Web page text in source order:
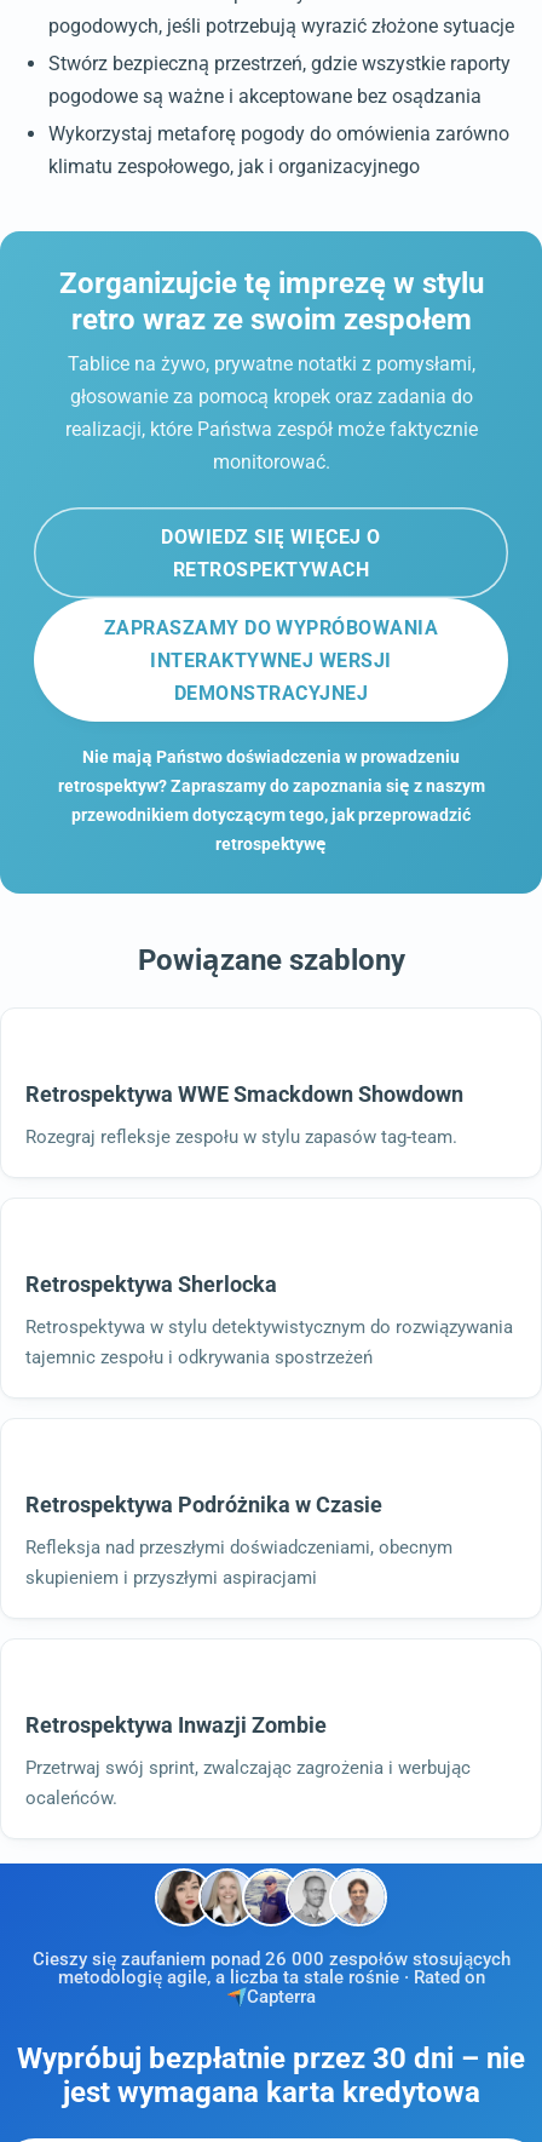
pogodowych, jeśli potrzebują wyrazić złożone sytuacje
Stwórz bezpieczną przestrzeń, gdzie wszystkie raporty
pogodowe są ważne i akceptowane bez osądzania
Wykorzystaj metaforę pogody do omówienia zarówno
klimatu zespołowego, jak i organizacyjnego
Zorganizujcie tę imprezę w stylu
retro wraz ze swoim zespołem
Tablice na żywo, prywatne notatki z pomysłami,
głosowanie za pomocą kropek oraz zadania do
realizacji, które Państwa zespół może faktycznie
monitorować.
DOWIEDZ SIĘ WIĘCEJ O
RETROSPEKTYWACH
ZAPRASZAMY DO WYPRÓBOWANIA
INTERAKTYWNEJ WERSJI
DEMONSTRACYJNEJ
Nie mają Państwo doświadczenia w prowadzeniu
retrospektyw? Zapraszamy do zapoznania się z naszym
przewodnikiem dotyczącym tego, jak przeprowadzić
retrospektywę
Powiązane szablony
Retrospektywa WWE Smackdown Showdown
Rozegraj refleksje zespołu w stylu zapasów tag-team.
Retrospektywa Sherlocka
Retrospektywa w stylu detektywistycznym do rozwiązywania
tajemnic zespołu i odkrywania spostrzeżeń
Retrospektywa Podróżnika w Czasie
Refleksja nad przeszłymi doświadczeniami, obecnym
skupieniem i przyszłymi aspiracjami
Retrospektywa Inwazji Zombie
Przetrwaj swój sprint, zwalczając zagrożenia i werbując
ocaleńców.
Cieszy się zaufaniem ponad 26 000 zespołów stosujących
metodologię agile, a liczba ta stale rośnie · Rated on
Capterra
Wypróbuj bezpłatnie przez 30 dni – nie
jest wymagana karta kredytowa